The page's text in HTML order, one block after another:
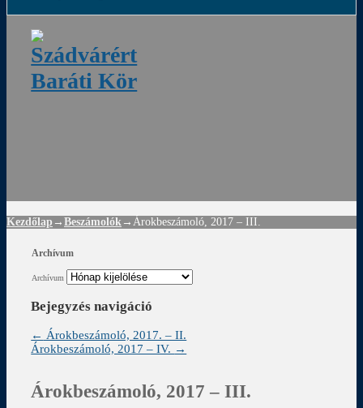
Kezdőlap → Beszámolók → Árokbeszámoló, 2017 – III.
Archívum
Archívum
Bejegyzés navigáció
← Árokbeszámoló, 2017. – II.
Árokbeszámoló, 2017 – IV. →
Árokbeszámoló, 2017 – III.